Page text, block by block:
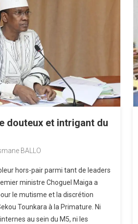
douteux et intrigant du
BALLO
hors-pair parmi tant de leaders
ministre Choguel Maiga a
le mutisme et la discrétion
Tounkara à la Primature. Ni
au sein du M5, ni les